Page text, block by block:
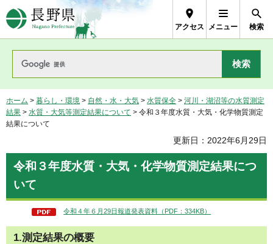
長野県Nagano Prefecture
アクセス メニュー 検索
ホーム > 暮らし・環境 > 自然・水・大気 > 水質保全 > 河川・湖沼等の水質測定
結果 > 水質・大気等測定結果について > 令和３年度水質・大気・化学物質測定
結果について
更新日：2022年6月29日
令和３年度水質・大気・化学物質測定結果につ
いて
令和４年６月29日報道発表資料（PDF：334KB）
1.測定結果の概要